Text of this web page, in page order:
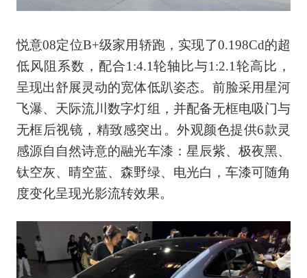
悦意08定位B+级家用轿跑，实现了0.198Cd的超
低风阻系数，配合1:4.1轮轴比与1:2.1轮高比，
呈现出舒展灵动的宽体低趴姿态。前脸采用星河
飞瀑、天际流川数字灯组，并配备无框电吸门与
无框后视镜，精致感突出。外观颜色提供6款灵
感源自自然诗意的融光车漆：星辰紫、极夜黑、
钛空灰、晴空蓝、森野绿、电光白，车漆可随角
度变化呈现光影流转效果。